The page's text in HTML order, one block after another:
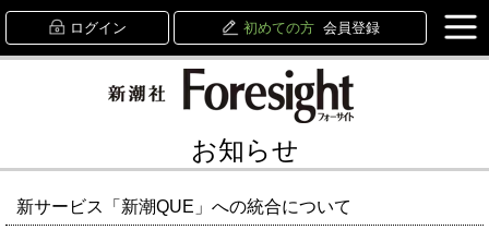
ログイン 初めての方 会員登録
お知らせ
新サービス「新潮QUE」への統合について